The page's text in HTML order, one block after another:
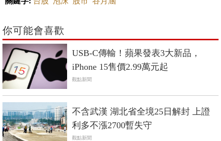
你可能會喜歡
USB-C傳輸！蘋果發表3大新品，
iPhone 15售價2.99萬元起
觀點新聞
不含武漢 湖北省全境25日解封 上證
利多不漲2700暫失守
觀點新聞